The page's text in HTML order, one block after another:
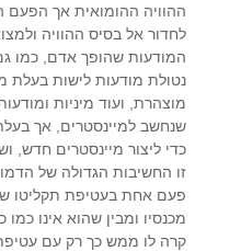
ההוויה ההומואית אך הפעם
לחדור אל בסיס ההוויה
המודעות שהופך אדם, כמו
נטולת מודעות לישות בעלת
מוצהרת, ועוד מיניות
שנחשב למיינסטרים, אך
כדי ליצור מיינסטרים חדש,
זו החשיבות הגדולה של
פעם אחת בעטיפת תקליטו
מכנסיו ומבין שהוא אינו
קרה לו ממש כך רק עם עטיפת